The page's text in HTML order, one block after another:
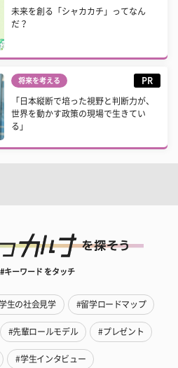
未来を創る「シャカカチ」ってなん
だ？
将来を考える PR
「日本縦断で培った視野と判断力が、
世界を動かす政策の現場で生きてい
る」
キーワード をタッチ
生の社会見学 #留学ロードマップ
#先輩ロールモデル #プレゼント
#学生インタビュー